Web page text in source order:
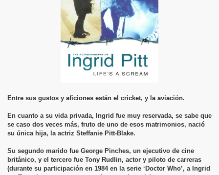
Entre sus gustos y aficiones están el cricket, y la aviación.
En cuanto a su vida privada, Ingrid fue muy reservada, se sabe que
se caso dos veces más, fruto de uno de esos matrimonios, nació
su única hija, la actriz Steffanie Pitt-Blake.
Su segundo marido fue George Pinches, un ejecutivo de cine
británico, y el tercero fue Tony Rudlin, actor y piloto de carreras
(durante su participación en 1984 en la serie ‘Doctor Who’, a Ingrid